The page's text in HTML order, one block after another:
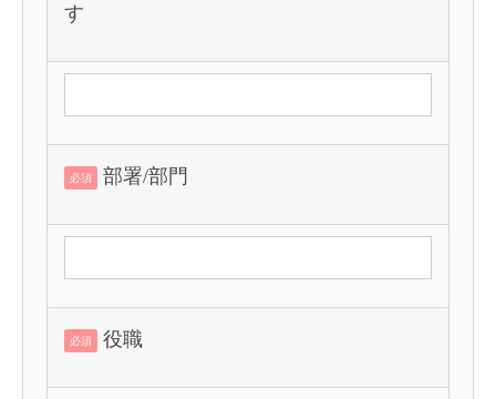
す
必須 部署/部門
必須 役職